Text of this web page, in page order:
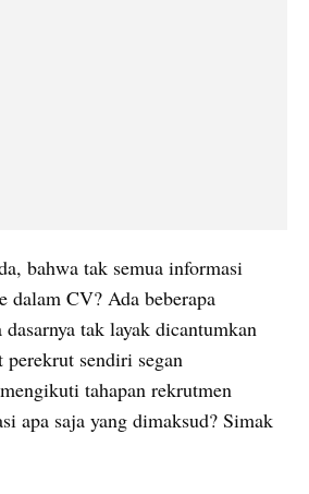
bahwa tak semua informasi
dalam CV? Ada beberapa
tak layak dicantumkan
sendiri segan
tahapan rekrutmen
apa saja yang dimaksud? Simak